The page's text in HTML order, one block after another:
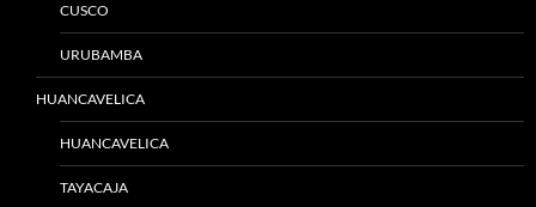
CUSCO
URUBAMBA
HUANCAVELICA
HUANCAVELICA
TAYACAJA